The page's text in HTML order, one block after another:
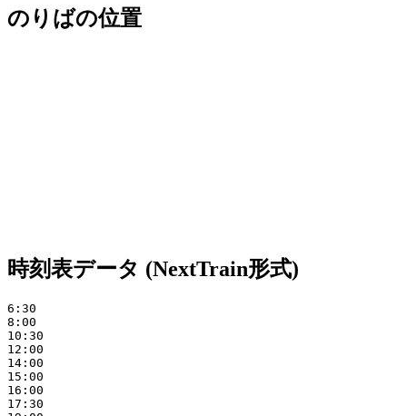
のりばの位置
時刻表データ (NextTrain形式)
6:30
8:00
10:30
12:00
14:00
15:00
16:00
17:30